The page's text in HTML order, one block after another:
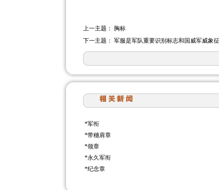
上一主题：
胸标
下一主题： 军服是军队重要识别标志和国威军威象征
*军衔
*带穗肩章
*领章
*永久军衔
*纪念章